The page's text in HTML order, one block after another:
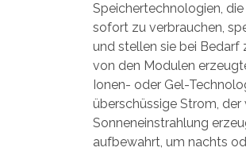
Speichertechnologien,
sofort zu verbrauchen,
und stellen sie bei Bedarf
von den Modulen
Ionen- oder Gel-
überschüssige Strom,
Sonneneinstrahlung
aufbewahrt, um nachts